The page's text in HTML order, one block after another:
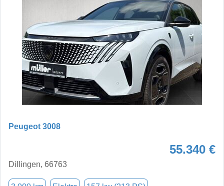
Peugeot 3008
55.340 €
Dillingen, 66763